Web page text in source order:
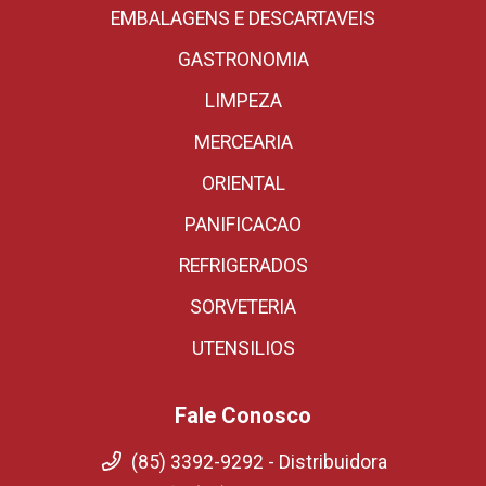
EMBALAGENS E DESCARTAVEIS
GASTRONOMIA
LIMPEZA
MERCEARIA
ORIENTAL
PANIFICACAO
REFRIGERADOS
SORVETERIA
UTENSILIOS
Fale Conosco
(85) 3392-9292 - Distribuidora